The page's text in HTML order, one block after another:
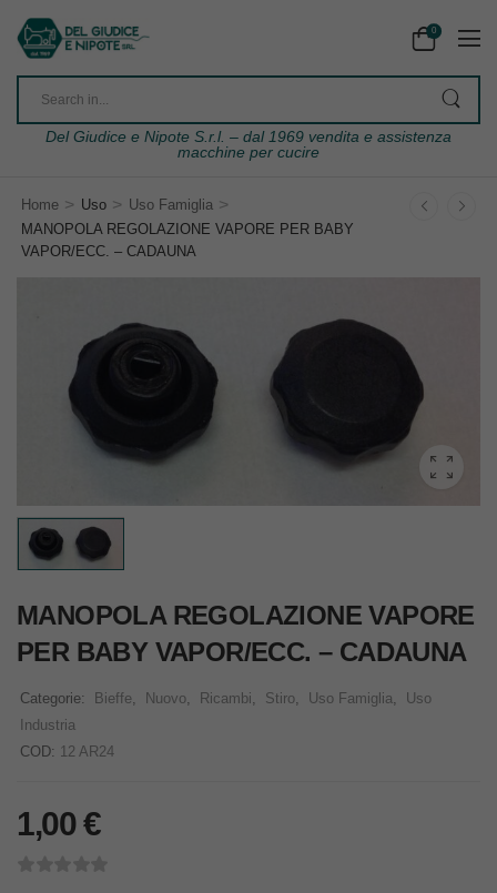
0
Del Giudice e Nipote S.r.l. – dal 1969 vendita e assistenza
macchine per cucire
Home > Uso > Uso Famiglia >
MANOPOLA REGOLAZIONE VAPORE PER BABY
VAPOR/ECC. – CADAUNA
MANOPOLA REGOLAZIONE VAPORE
PER BABY VAPOR/ECC. – CADAUNA
Categorie: Bieffe, Nuovo, Ricambi, Stiro, Uso Famiglia,
Uso
Industria
COD: 12 AR24
1,00€